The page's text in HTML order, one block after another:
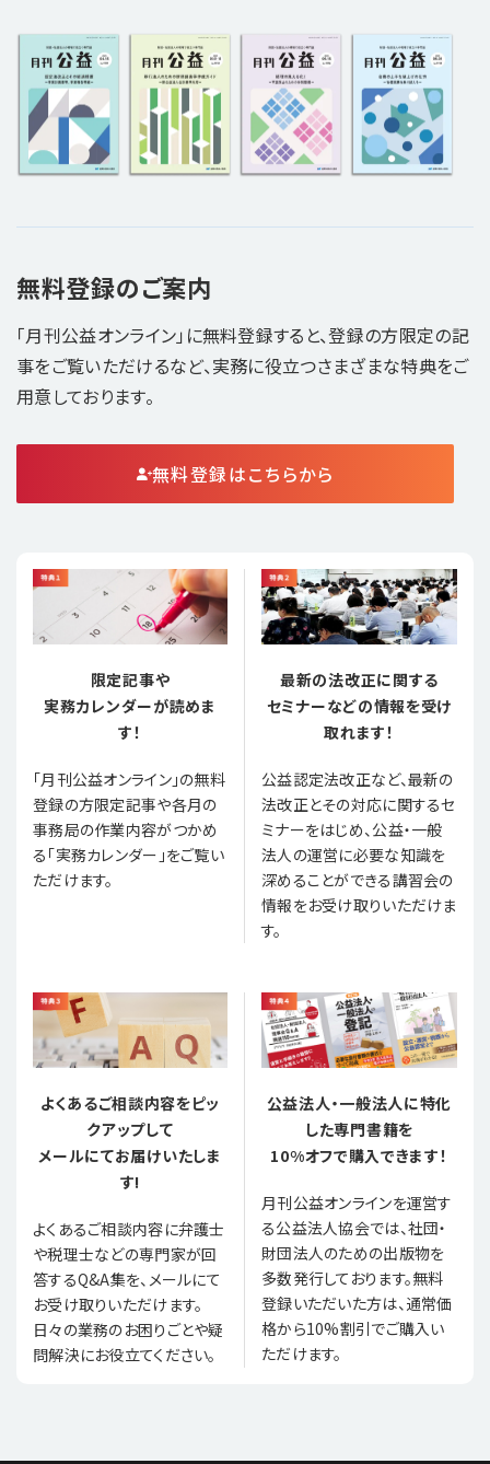
無料登録のご案内
「月刊公益オンライン」に無料登録すると、登録の方限定の記
事をご覧いただけるなど、実務に役立つさまざまな特典をご
用意しております。
無料登録はこちらから
限定記事や
実務カレンダーが読めま
す！
「月刊公益オンライン」の無料
登録の方限定記事や各月の
事務局の作業内容がつかめ
る「実務カレンダー」をご覧い
ただけます。
最新の法改正に関する
セミナーなどの情報を受け
取れます！
公益認定法改正など、最新の
法改正とその対応に関するセ
ミナーをはじめ、公益・一般
法人の運営に必要な知識を
深めることができる講習会の
情報をお受け取りいただけま
す。
よくあるご相談内容をピッ
クアップして
メールにてお届けいたしま
す!
よくあるご相談内容に弁護士
や税理士などの専門家が回
答するQ&A集を、メールにて
お受け取りいただけます。
日々の業務のお困りごとや疑
問解決にお役立てください。
公益法人・一般法人に特化
した専門書籍を
10%オフで購入できます！
月刊公益オンラインを運営す
る公益法人協会では、社団・
財団法人のための出版物を
多数発行しております。無料
登録いただいた方は、通常価
格から10%割引でご購入い
ただけます。